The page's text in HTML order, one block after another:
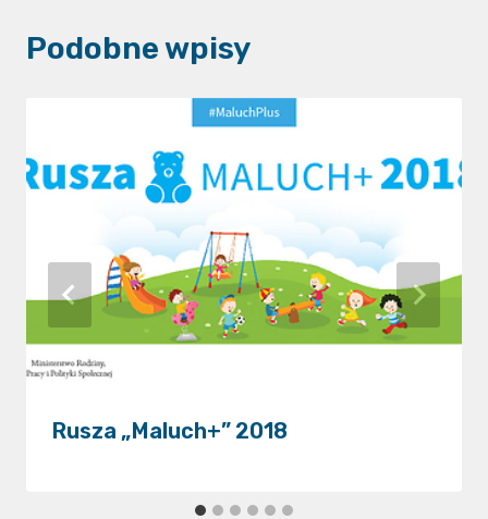
Podobne wpisy
Rusza „Maluch+” 2018